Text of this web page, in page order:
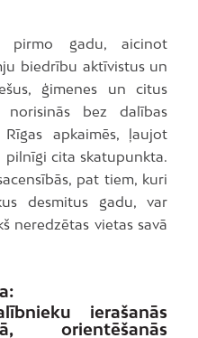
pirmo gadu, aicinot
biedrību aktīvistus un
ģimenes un citus
norisinās bez dalības
apkaimēs, ļaujot
pilnīgi cita skatupunkta.
pat tiem, kuri
desmitus gadu, var
neredzētas vietas savā
ierašanās
orientēšanās